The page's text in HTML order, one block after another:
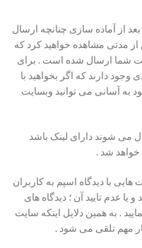
از آماده سازی چنانچه ارسال
از مدتی مشاهده خواهید کرد که
شما ارسال شده است . برای
وجود دارند که اگر بخواهید با
به آسانی می توانید وبسایت
می شوند دارای لینک باشد
شد .
با دیدگاه اسپم به کاربران
یا عدم تایید آن ؛ دیدگاه های
. به همین دلایل اینکه سایت
مهم تلقی می شود .